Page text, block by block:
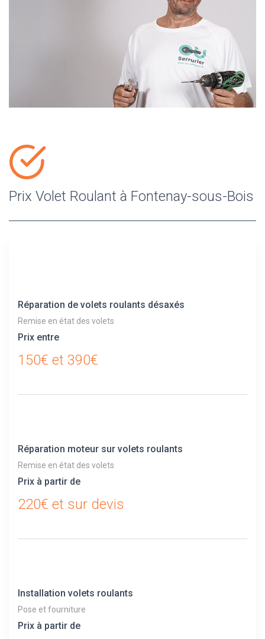
Prix Volet Roulant à Fontenay-sous-Bois
Réparation de volets roulants désaxés
Remise en état des volets
Prix entre
150€ et 390€
Réparation moteur sur volets roulants
Remise en état des volets
Prix à partir de
220€ et sur devis
Installation volets roulants
Pose et fourniture
Prix à partir de